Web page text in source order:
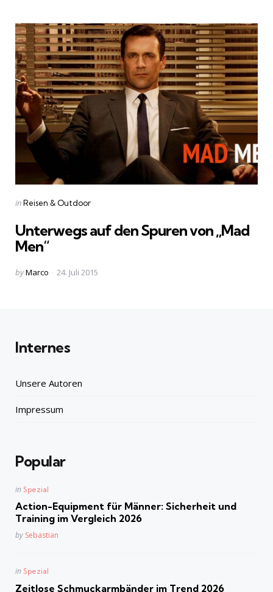
Categories
Posted
inReisen & Outdoor
Unterwegs auf den Spuren von „Mad
Men“
Posted
byMarco 24. Juli 2015
Internes
Unsere Autoren
Impressum
Popular
Posted
in Spezial
Action-Equipment für Männer: Sicherheit und
Training im Vergleich 2026
Posted
by Sebastian
Posted
in Spezial
Zeitlose Schmuckarmbänder im Trend 2026